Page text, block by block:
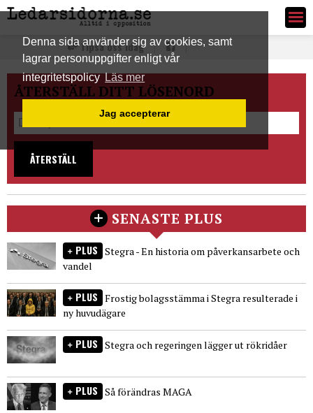
Denna sida använder sig av cookies, samt
lagrar personuppgifter enligt vår
integritetspolicyLäs mer
Jag accepterar
Ledarsidorna.se
Tipsa oss idag
ÅTERSTÄLL DITT LÖSENORD
ÅTERSTÄLL
SENASTE PLUS
PLUS Stegra - En historia om påverkansarbete och
vandel
PLUS Frostig bolagsstämma i Stegra resulterade i
ny huvudägare
PLUS Stegra och regeringen lägger ut rökridåer
PLUS Så förändras MAGA